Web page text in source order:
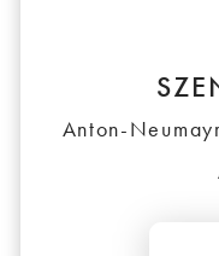
Anton-